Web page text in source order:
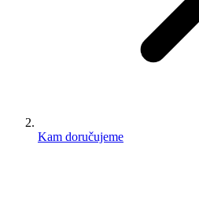
Kam doručujeme